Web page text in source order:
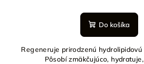
Do košíka
Regeneruje prirodzenú
Pôsobí zmäkčujúco,